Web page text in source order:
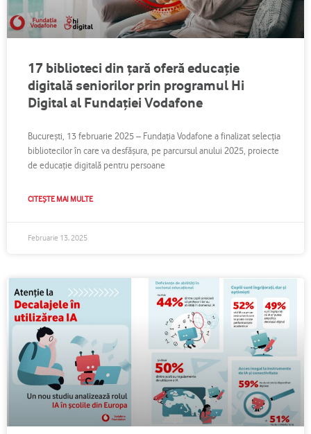
17 biblioteci din țară oferă educație
digitală seniorilor prin programul Hi
Digital al Fundației Vodafone
București, 13 februarie 2025 – Fundația Vodafone a finalizat selecția
bibliotecilor în care va desfășura, pe parcursul anului 2025, proiecte
de educație digitală pentru persoane
CITEȘTE MAI MULTE
Februarie 13, 2025